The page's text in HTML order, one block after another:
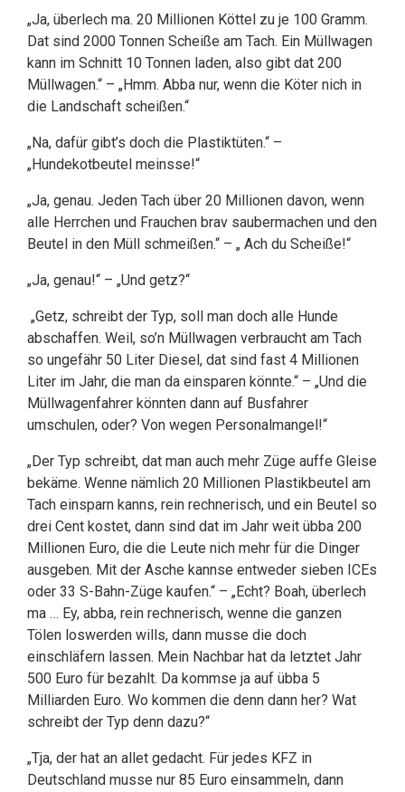
„Ja, überlech ma. 20 Millionen Köttel zu je 100 Gramm.
Dat sind 2000 Tonnen Scheiße am Tach. Ein Müllwagen
kann im Schnitt 10 Tonnen laden, also gibt dat 200
Müllwagen.“ – „Hmm. Abba nur, wenn die Köter nich in
die Landschaft scheißen.“
„Na, dafür gibt’s doch die Plastiktüten.“ –
„Hundekotbeutel meinsse!“
„Ja, genau. Jeden Tach über 20 Millionen davon, wenn
alle Herrchen und Frauchen brav saubermachen und den
Beutel in den Müll schmeißen.“ – „ Ach du Scheiße!“
„Ja, genau!“ – „Und getz?“
„Getz, schreibt der Typ, soll man doch alle Hunde
abschaffen. Weil, so’n Müllwagen verbraucht am Tach
so ungefähr 50 Liter Diesel, dat sind fast 4 Millionen
Liter im Jahr, die man da einsparen könnte.“ – „Und die
Müllwagenfahrer könnten dann auf Busfahrer
umschulen, oder? Von wegen Personalmangel!“
„Der Typ schreibt, dat man auch mehr Züge auffe Gleise
bekäme. Wenne nämlich 20 Millionen Plastikbeutel am
Tach einsparn kanns, rein rechnerisch, und ein Beutel so
drei Cent kostet, dann sind dat im Jahr weit übba 200
Millionen Euro, die die Leute nich mehr für die Dinger
ausgeben. Mit der Asche kannse entweder sieben ICEs
oder 33 S-Bahn-Züge kaufen.“ – „Echt? Boah, überlech
ma … Ey, abba, rein rechnerisch, wenne die ganzen
Tölen loswerden wills, dann musse die doch
einschläfern lassen. Mein Nachbar hat da letztet Jahr
500 Euro für bezahlt. Da kommse ja auf übba 5
Milliarden Euro. Wo kommen die denn dann her? Wat
schreibt der Typ denn dazu?“
„Tja, der hat an allet gedacht. Für jedes KFZ in
Deutschland musse nur 85 Euro einsammeln, dann